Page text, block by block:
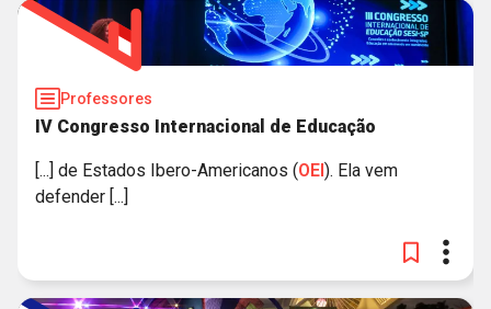
Professores
IV Congresso Internacional de Educação
[...] de Estados Ibero-Americanos (OEI). Ela vem
defender [...]